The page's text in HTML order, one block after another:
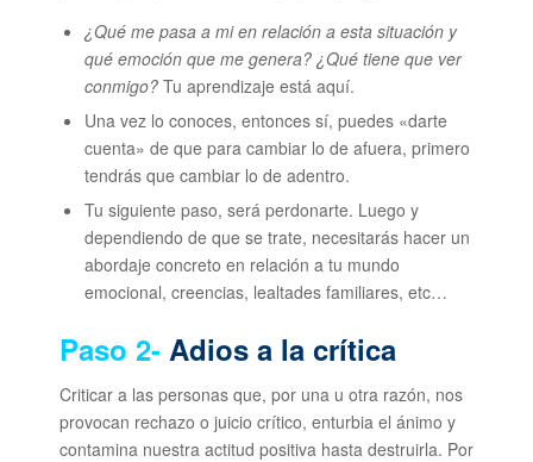
¿Qué me pasa a mi en relación a esta situación y
qué emoción que me genera? ¿Qué tiene que ver
conmigo?Tu aprendizaje está aquí.
Una vez lo conoces, entonces sí, puedes «darte
cuenta» de que para cambiar lo de afuera, primero
tendrás que cambiar lo de adentro.
Tu siguiente paso, será perdonarte. Luego y
dependiendo de que se trate, necesitarás hacer un
abordaje concreto en relación a tu mundo
emocional, creencias, lealtades familiares, etc…
Paso 2-Adios a la crítica
Criticar a las personas que, por una u otra razón, nos
provocan rechazo o juicio crítico, enturbia el ánimo y
contamina nuestra actitud positiva hasta destruirla. Por